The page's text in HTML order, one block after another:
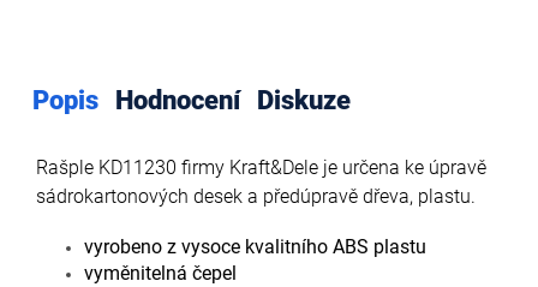
Popis Hodnocení Diskuze
Rašple KD11230 firmy Kraft&Dele je určena ke úpravě
sádrokartonových desek a předúpravě dřeva, plastu.
vyrobeno z vysoce kvalitního ABS plastu
vyměnitelná čepel